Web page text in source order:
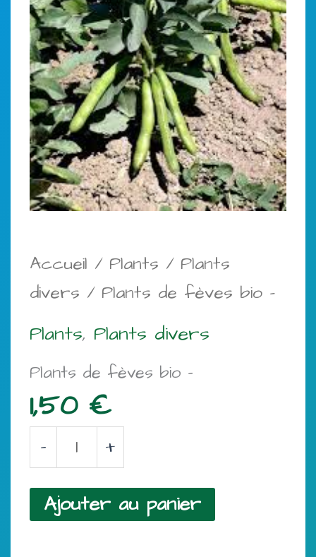
Accueil / Plants / Plants
divers / Plants de fèves bio –
Plants, Plants divers
Plants de fèves bio –
1,50€
-
quantité
de
Plants
de
+
Ajouter au panier